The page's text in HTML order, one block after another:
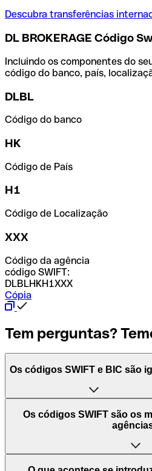
Descubra transferências
DL BROKERAGE Código
Incluindo os componentes do
código do banco, país,
DLBL
Código do banco
HK
Código de País
H1
Código de Localização
XXX
Código da agência
código SWIFT:
DLBLHKH1XXX
Cópia
Tem perguntas?
Os códigos SWIFT e BIC são
O acrónimo SWIFT significa
Interbank Financial
Mundiais)". Trata-se de uma
processam pagamentos entre
Os códigos SWIFT são os